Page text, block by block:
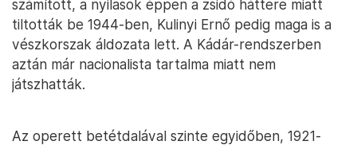
számított, a nyilasok éppen a zsidó háttere miatt
tiltották be 1944-ben, Kulinyi Ernő pedig maga is a
vészkorszak áldozata lett. A Kádár-rendszerben
aztán már nacionalista tartalma miatt nem
játszhatták.
Az operett betétdalával szinte egyidőben, 1921-